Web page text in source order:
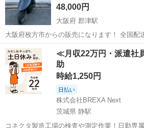
48,000円
大阪府 郡津駅
大阪府枚方市からの販売になります！ 全国配送可能です！ 引き取りの
場合は、日時をコメントお願い致します。 配
ますのでコメントで◯県◯市までご連絡下さい！ 敷地内走行し
えない為最高速は不明です。...
大阪 枚方市 郡津駅 スズキ
≪月収22万円・派遣社
助
時給1,250円
日払い
株式会社BREXA Next
茨城県 静駅
コネクタ製造工場の検査や測定作業！日勤専